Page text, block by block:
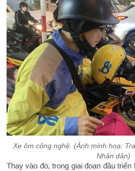
Xe ôm công nghệ. (Ảnh minh hoạ:
Nhân dân)
Thay vào đó, trong giai đoạn đầu